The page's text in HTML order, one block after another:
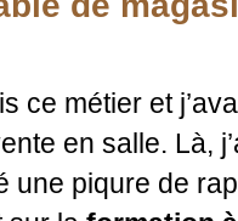
ce métier et
en salle. Là,
une piqure de